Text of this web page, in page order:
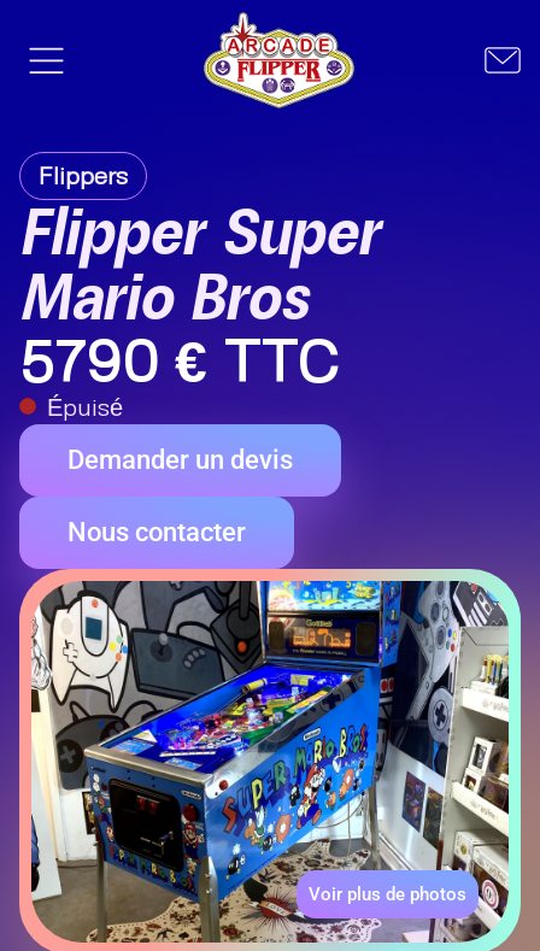
Flippers
Flipper Super
Mario Bros
5790 € TTC
Épuisé
Demander un devis
Nous contacter
Voir plus de photos